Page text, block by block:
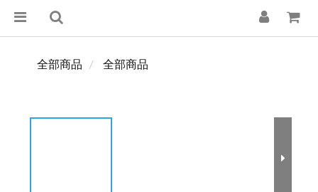
全部商品 全部商品